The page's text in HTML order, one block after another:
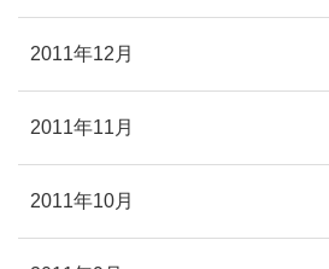
2011年12月
2011年11月
2011年10月